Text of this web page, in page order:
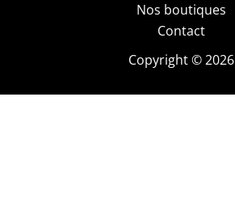
Nos boutiques
Contact
Copyright © 2026